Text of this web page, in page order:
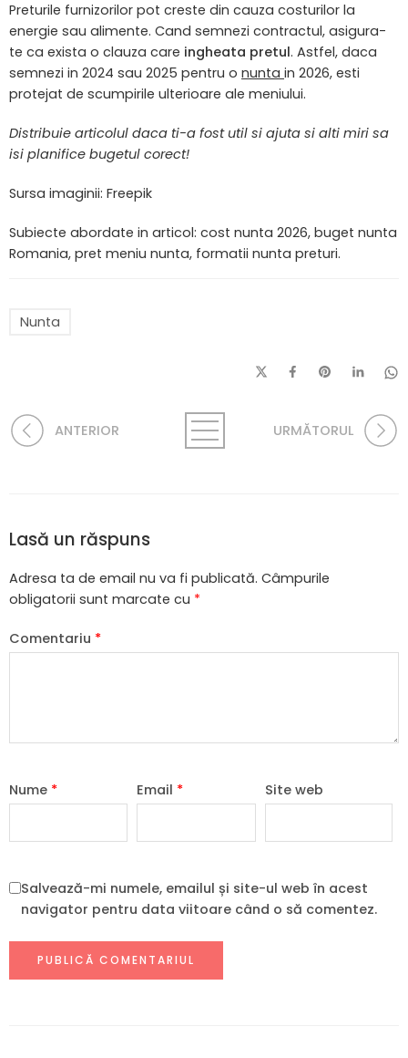
Preturile furnizorilor pot creste din cauza costurilor la
energie sau alimente. Cand semnezi contractul, asigura-
te ca exista o clauza care ingheata pretul. Astfel, daca
semnezi in 2024 sau 2025 pentru o nunta in 2026, esti
protejat de scumpirile ulterioare ale meniului.
Distribuie articolul daca ti-a fost util si ajuta si alti miri sa
isi planifice bugetul corect!
Sursa imaginii: Freepik
Subiecte abordate in articol: cost nunta 2026, buget nunta
Romania, pret meniu nunta, formatii nunta preturi.
Nunta
ANTERIOR URMĂTORUL
Lasă un răspuns
Adresa ta de email nu va fi publicată. Câmpurile
obligatorii sunt marcate cu *
Comentariu *
Nume * Email * Site web
Salvează-mi numele, emailul și site-ul web în acest
navigator pentru data viitoare când o să comentez.